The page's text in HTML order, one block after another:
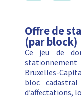
Offre de
(par block)
Ce jeu de
Bruxelles-
bloc
d’affectations,